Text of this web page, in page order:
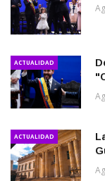
ACTUALIDAD
ACTUALIDAD